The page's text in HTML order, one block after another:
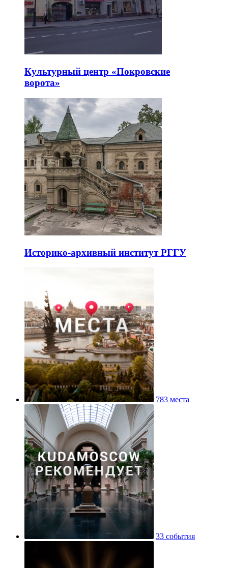
Культурный центр «Покровские
ворота»
Историко-архивный институт РГГУ
783 места
33 события